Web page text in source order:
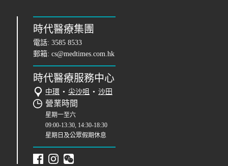
時代醫療集團
電話: 3585 8533
郵箱: cs@medtimes.com.hk
時代醫療服務中心
中環 • 尖沙咀 • 沙田
營業時間
星期一至六
09:00-13:30, 14:30-18:30
星期日及公眾假期休息